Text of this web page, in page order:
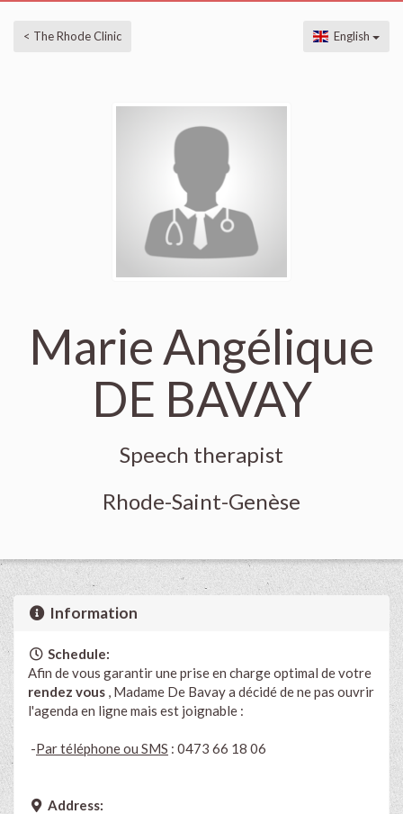
< The Rhode Clinic English
Marie Angélique
DE BAVAY
Speech therapist
Rhode-Saint-Genèse
Information
Schedule:
Afin de vous garantir une prise en charge optimal de votre
rendez vous , Madame De Bavay a décidé de ne pas ouvrir
l'agenda en ligne mais est joignable :
-Par téléphone ou SMS : 0473 66 18 06
Address: